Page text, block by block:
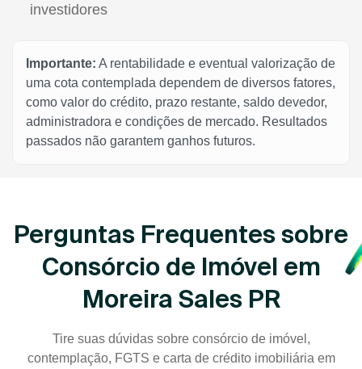
investidores
Importante: A rentabilidade e eventual valorização de
uma cota contemplada dependem de diversos fatores,
como valor do crédito, prazo restante, saldo devedor,
administradora e condições de mercado. Resultados
passados não garantem ganhos futuros.
Perguntas Frequentes sobre
Consórcio de Imóvel em
Moreira Sales PR
Tire suas dúvidas sobre consórcio de imóvel,
contemplação, FGTS e carta de crédito imobiliária em